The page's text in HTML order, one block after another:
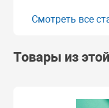
Смотреть все
Товары из